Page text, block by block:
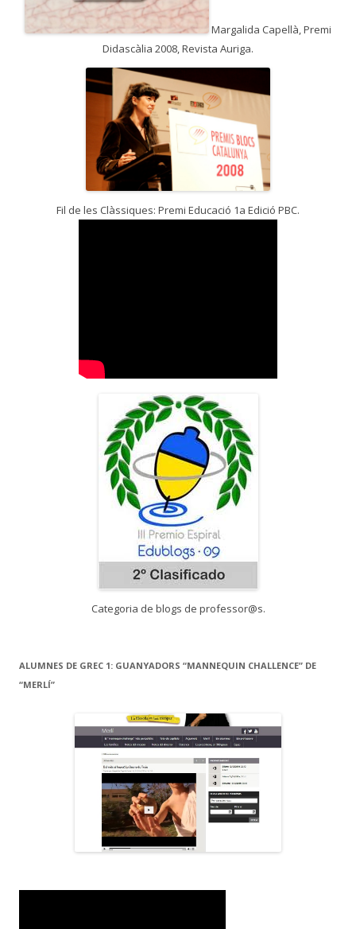
Margalida Capellà, Premi
Didascàlia 2008, Revista Auriga.
Fil de les Clàssiques: Premi Educació 1a Edició PBC.
Categoria de blogs de professor@s.
ALUMNES DE GREC 1: GUANYADORS “MANNEQUIN CHALLENCE” DE
“MERLÍ”